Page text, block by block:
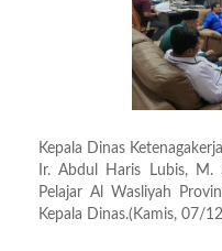
Kepala Dinas
Ir. Abdul Haris Lubis, M.
Pelajar Al Wasliyah
Kepala Dinas.(Kamis, 07/